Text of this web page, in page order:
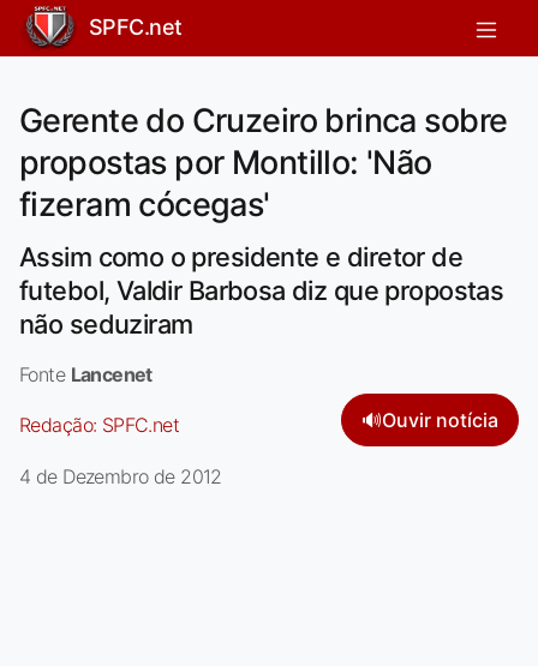
SPFC.net
Gerente do Cruzeiro brinca sobre
propostas por Montillo: 'Não
fizeram cócegas'
Assim como o presidente e diretor de
futebol, Valdir Barbosa diz que propostas
não seduziram
Fonte Lancenet
Redação: SPFC.net 🔊Ouvir notícia
4 de Dezembro de 2012